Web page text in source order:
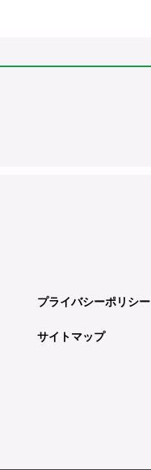
プライバシーポリシー
サイトマップ